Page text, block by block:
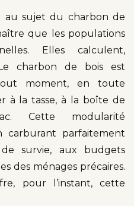
au sujet du charbon de
que les populations
Elles calculent,
charbon de bois est
moment, en toute
à la tasse, à la boîte de
Cette modularité
carburant parfaitement
survie, aux budgets
des ménages précaires.
pour l’instant, cette